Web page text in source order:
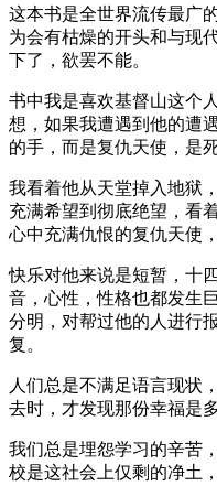
这本书是全世界流传最广
为会有枯燥的开头和与现
下了，欲罢不能。
书中我是喜欢基督山这个
想，如果我遭遇到他的遭
的手，而是复仇天使，是
我看着他从天堂掉入地狱
充满希望到彻底绝望，看
心中充满仇恨的复仇天使
快乐对他来说是短暂，十
音，心性，性格也都发生
分明，对帮过他的人进行
复。
人们总是不满足语言现状
去时，才发现那份幸福是
我们总是埋怨学习的辛苦
校是这社会上仅剩的净土